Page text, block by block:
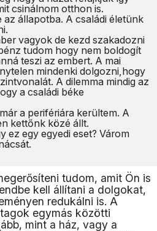
csinálnom otthon is.
az állapotba. A családi életünk
vagyok de kezd szakadozni
tudom hogy nem boldogít
teszi az embert. A mai
mindenki dolgozni,hogy
A dilemma mindig az
a családi béke
a perifériára kerültem. A
kettőnk közé állt.
ez egy egyedi eset? Várom
tudom, amit Ön is
kell állítani a dolgokat,
redukálni is. A
egymás közötti
mint a ház, vagy a